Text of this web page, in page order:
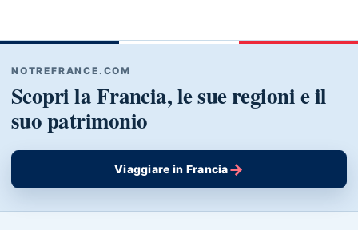
NOTREFRANCE.COM
Scopri la Francia, le sue regioni e il
suo patrimonio
Viaggiare in Francia→